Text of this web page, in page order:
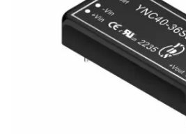
D'alimentations
Composants
YUAN DEAN